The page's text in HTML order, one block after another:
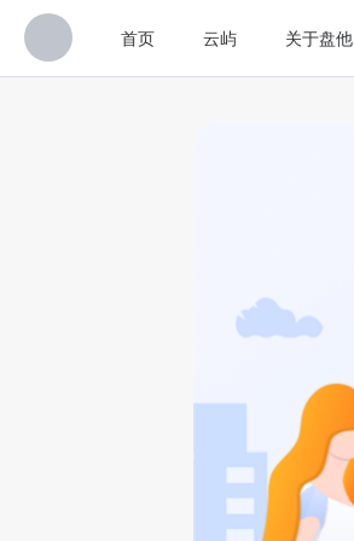
首页 云屿 关于盘他